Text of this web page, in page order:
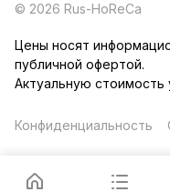
© 2026 Rus-HoReCa
Цены носят
публичной офертой.
Актуальную
Конфиденциальность